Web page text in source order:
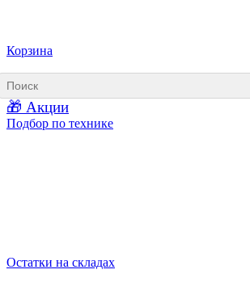
Корзина
🎁 Акции
Подбор по технике
Остатки на складах